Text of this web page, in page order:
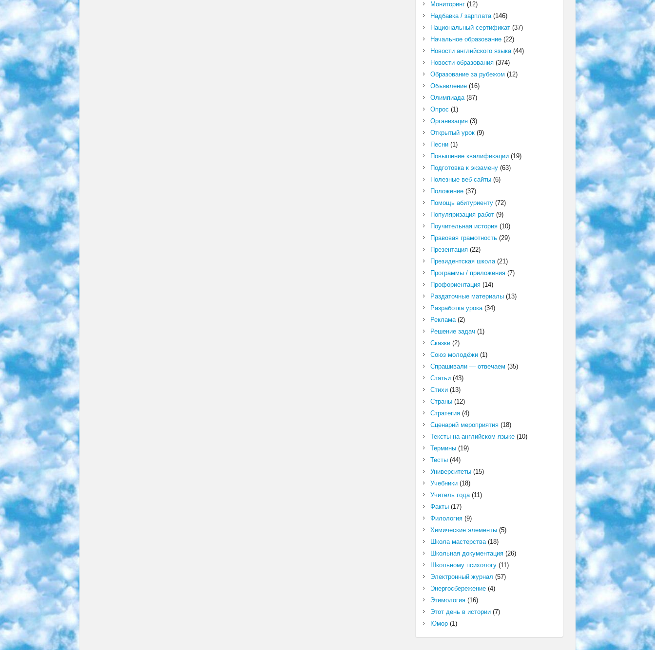
Мониторинг(12)
Надбавка / зарплата(146)
Национальный сертификат(37)
Начальное образование(22)
Новости английского языка(44)
Новости образования(374)
Образование за рубежом (12)
Объявление(16)
Олимпиада(87)
Опрос (1)
Организация(3)
Открытый урок(9)
Песни(1)
Повышение квалификации(19)
Подготовка к экзамену(63)
Полезные веб сайты(6)
Положение(37)
Помощь абитуриенту(72)
Популяризация работ(9)
Поучительная история(10)
Правовая грамотность(29)
Презентация(22)
Президентская школа(21)
Программы / приложения(7)
Профориентация(14)
Раздаточные материалы(13)
Разработка урока(34)
Реклама(2)
Решение задач (1)
Сказки(2)
Союз молодёжи(1)
Спрашивали — отвечаем (35)
Статьи(43)
Стихи(13)
Страны(12)
Стратегия(4)
Сценарий мероприятия(18)
Тексты на английском языке(10)
Термины(19)
Тесты(44)
Университеты(15)
Учебники(18)
Учитель года(11)
Факты(17)
Филология(9)
Химические элементы(5)
Школа мастерства(18)
Школьная документация(26)
Школьному психологу(11)
Электронный журнал (57)
Энергосбережение(4)
Этимология(16)
Этот день в истории(7)
Юмор(1)